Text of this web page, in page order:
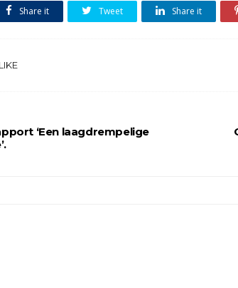
Share it Tweet Share it
‘Een laagdrempelige